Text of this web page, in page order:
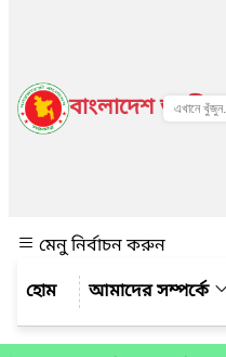
বাংলাদেশ জাতীয়
মেনু নির্বাচন করুন
আমাদের সম্পর্কে